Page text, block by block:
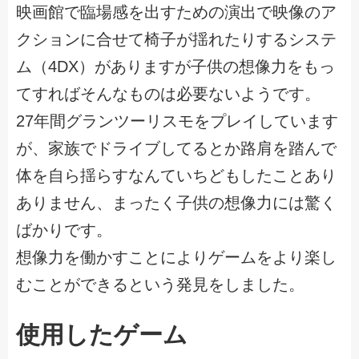
映画館で臨場感を出すための演出で映像のア
クションに合せて椅子が揺れたりするシステ
ム（4DX）がありますが子供の想像力をもっ
てすればそんなものは必要ないようです。
27年間グランツーリスモをプレイしています
が、家族でドライブしてるとか路肩を踏んで
体を自ら揺らすなんていちどもしたことあり
ありません、まったく子供の想像力には驚く
ばかりです。
想像力を働かすことによりゲームをより楽し
むことができるという発見をしました。
使用したゲーム